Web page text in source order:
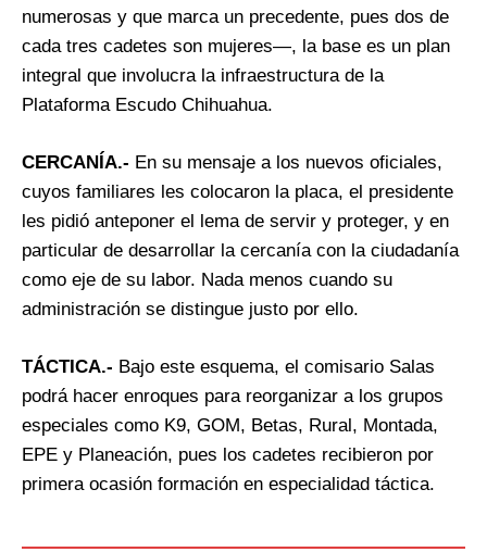
numerosas y que marca un precedente, pues dos de
cada tres cadetes son mujeres—, la base es un plan
integral que involucra la infraestructura de la
Plataforma Escudo Chihuahua.
CERCANÍA.- En su mensaje a los nuevos oficiales,
cuyos familiares les colocaron la placa, el presidente
les pidió anteponer el lema de servir y proteger, y en
particular de desarrollar la cercanía con la ciudadanía
como eje de su labor. Nada menos cuando su
administración se distingue justo por ello.
TÁCTICA.- Bajo este esquema, el comisario Salas
podrá hacer enroques para reorganizar a los grupos
especiales como K9, GOM, Betas, Rural, Montada,
EPE y Planeación, pues los cadetes recibieron por
primera ocasión formación en especialidad táctica.